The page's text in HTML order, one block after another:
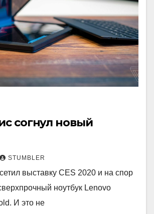
согнул новый
STUMBLER
выставку CES 2020 и на спор
ноутбук Lenovo
И это не